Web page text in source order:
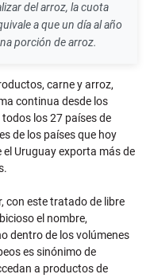
del arroz, la cuota
a que un día al año
porción de arroz.
carne y arroz,
continua desde los
los 27 países de
de los países que hoy
Uruguay exporta más de
con este tratado de libre
el nombre,
dentro de los volúmenes
es sinónimo de
a productos de